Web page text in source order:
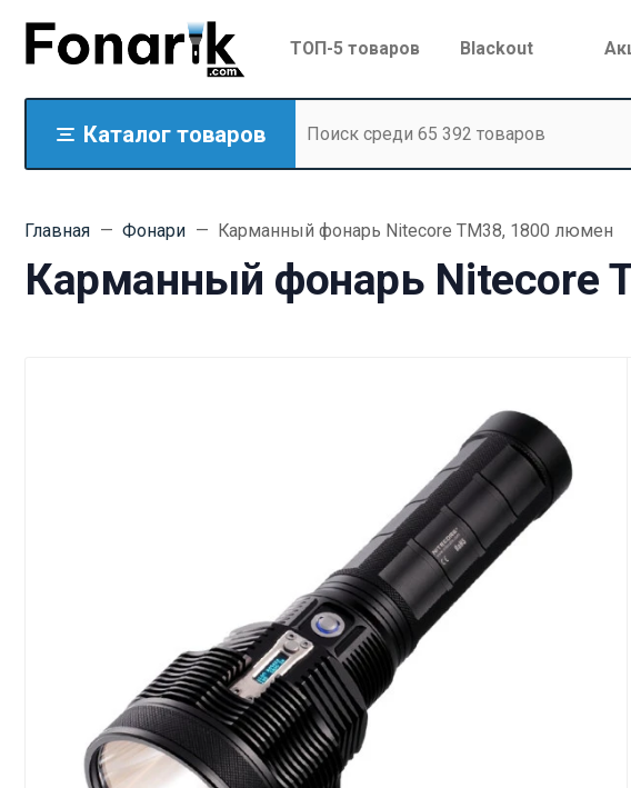
ТОП-5 товаров Blackout
Каталог товаров
Главная Фонари Карманный фонарь Nitecore TM38, 1800 люмен
Карманный фонарь Nitecore